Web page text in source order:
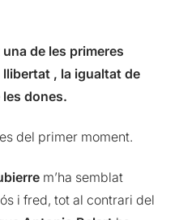
de les primeres
, la igualtat de
dones.
del primer moment.
m’ha semblat
i fred, tot al contrari del